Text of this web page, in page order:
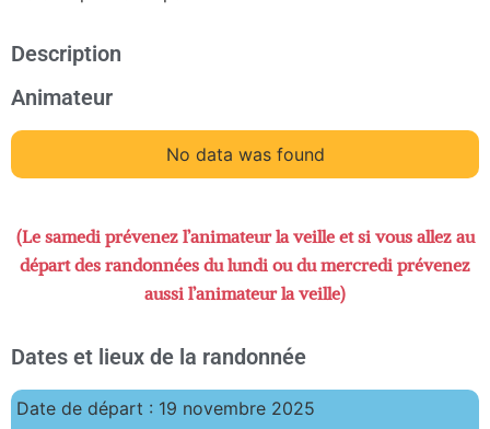
Description
Animateur
No data was found
(Le samedi prévenez l’animateur la veille et si vous allez au
départ des randonnées du lundi ou du mercredi prévenez
aussi l’animateur la veille)
Dates et lieux de la randonnée
Date de départ : 19 novembre 2025